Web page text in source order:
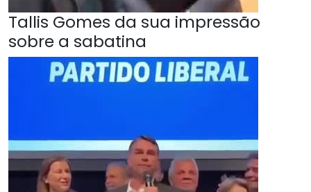
Tallis Gomes da sua impressão
sobre a sabatina